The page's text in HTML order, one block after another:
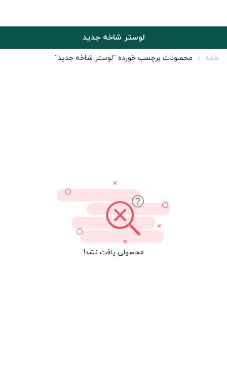
لوستر شاخه جدید
خانه محصولات برچسب خورده “لوستر شاخه جدید”
محصولی یافت نشد!